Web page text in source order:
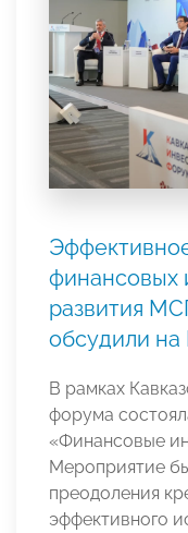
финансовых
развития
обсудили
В рамках
форума
«Финансовые
Мероприятие
преодоления
эффективного